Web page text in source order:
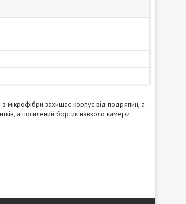
мікрофібри захищає корпус від подряпин, а
а посилений бортик навколо камери